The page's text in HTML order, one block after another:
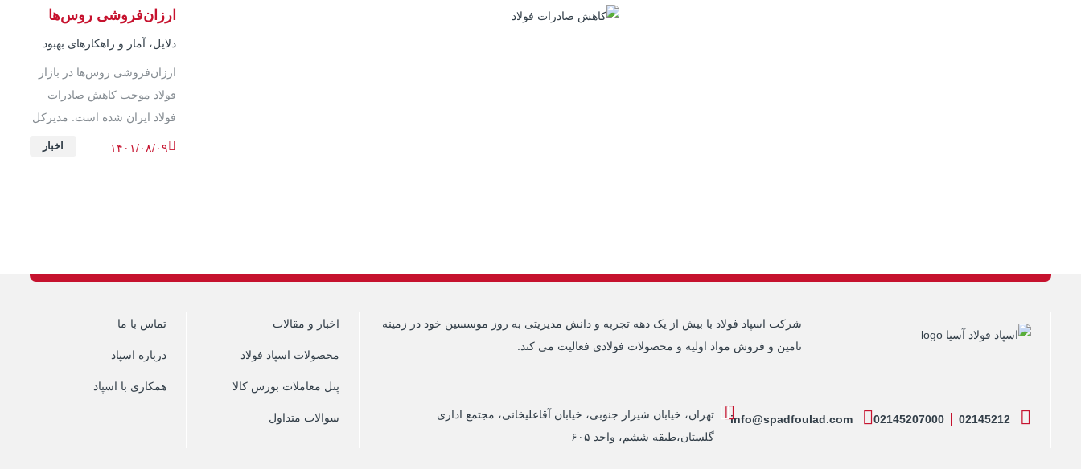
ارزان‌فروشی روس‌ها
گریبان‌گیر صنعت فولاد
دلایل، آمار و راهکارهای بهبود
صادرات فولاد
ارزان‌فروشی روس‌ها در بازار
فولاد موجب کاهش صادرات
فولاد ایران شده است. مدیرکل
امور معدنی و صنایع معدنی
۱۴۰۱/۰۸/۰۹ اخبار
شرکت اسپاد فولاد با بیش از یک دهه تجربه و دانش مدیریتی به روز موسسین خود در زمینه
تامین و فروش مواد اولیه و محصولات فولادی فعالیت می کند.
02145212
02145207000
info@spadfoulad.com
تهران، خیابان شیراز جنوبی، خیابان آقاعلیخانی، مجتمع اداری
گلستان،طبقه ششم، واحد ۶۰۵
اخبار و مقالات
محصولات اسپاد فولاد
پنل معاملات بورس کالا
سوالات متداول
تماس با ما
درباره اسپاد
همکاری با اسپاد